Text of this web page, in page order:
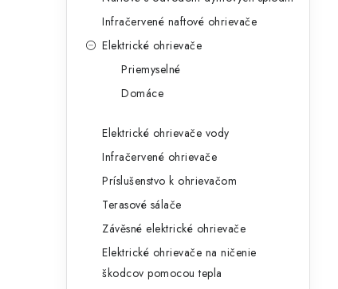
Infračervené naftové ohrievače
Elektrické ohrievače
Priemyselné
Domáce
Elektrické ohrievače vody
Infračervené ohrievače
Príslušenstvo k ohrievačom
Terasové sálače
Závěsné elektrické ohrievače
Elektrické ohrievače na ničenie
škodcov pomocou tepla